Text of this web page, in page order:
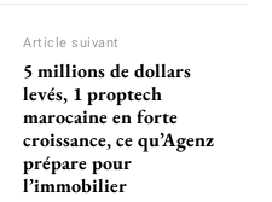
Article suivant
5 millions de dollars
levés, 1 proptech
marocaine en forte
croissance, ce qu’Agenz
prépare pour
l’immobilier